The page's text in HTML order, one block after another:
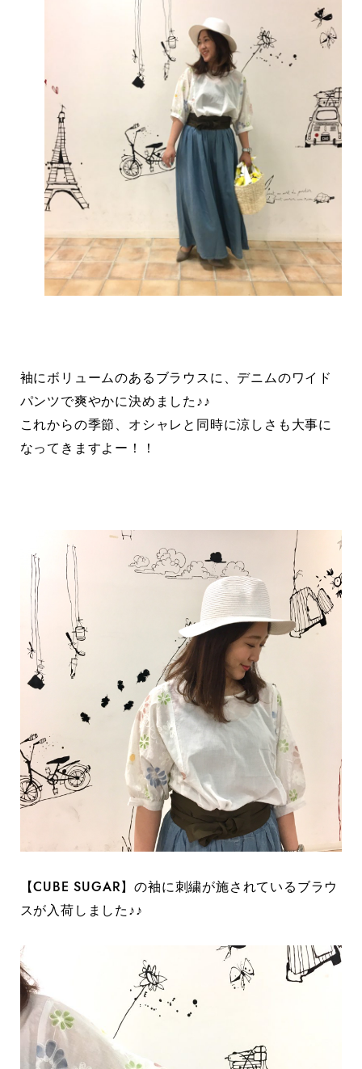
袖にボリュームのあるブラウスに、デニムのワイド
パンツで爽やかに決めました♪♪
これからの季節、オシャレと同時に涼しさも大事に
なってきますよー！！
【CUBE SUGAR】の袖に刺繍が施されているブラウ
スが入荷しました♪♪